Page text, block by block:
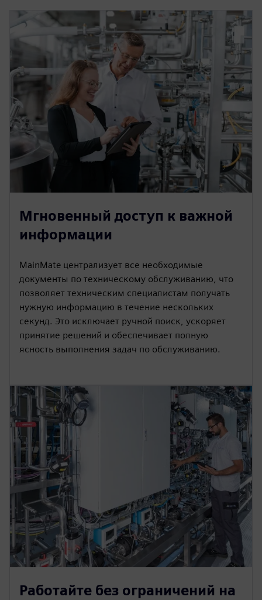
Мгновенный доступ к важной
информации
MainMate централизует все необходимые
документы по техническому обслуживанию, что
позволяет техническим специалистам получать
нужную информацию в течение нескольких
секунд. Это исключает ручной поиск, ускоряет
принятие решений и обеспечивает полную
ясность выполнения задач по обслуживанию.
Работайте без ограничений на